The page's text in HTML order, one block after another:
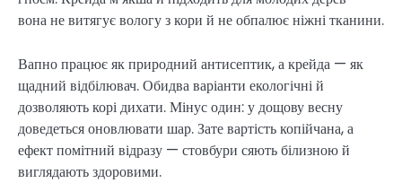
вона не витягує вологу з кори й не обпалює ніжні тканини.
Вапно працює як природний антисептик, а крейда — як
щадний відбілювач. Обидва варіанти екологічні й
дозволяють корі дихати. Мінус один: у дощову весну
доведеться оновлювати шар. Зате вартість копійчана, а
ефект помітний відразу — стовбури сяють білизною й
виглядають здоровими.